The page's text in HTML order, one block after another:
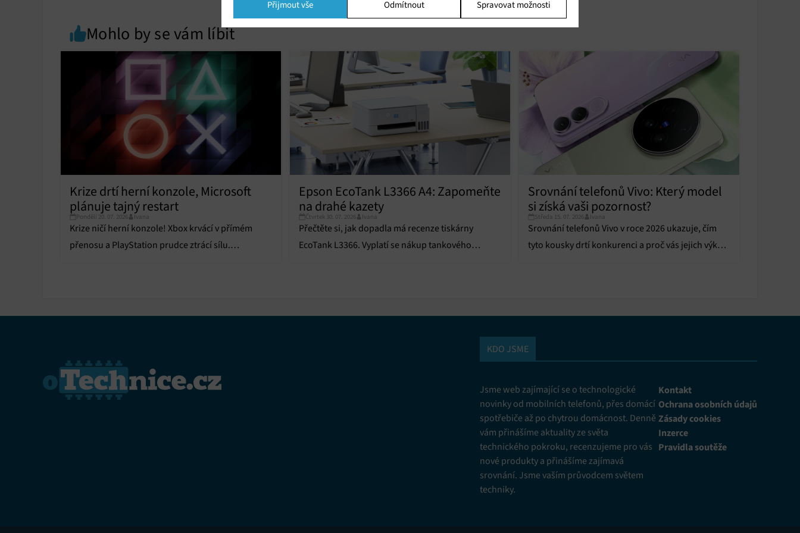
Marketing
reklam, Vytváření profilů pro personalizovanou reklamu, Používání profilů k výběru
personalizované reklamy, Vytváření profilů pro personalizovaný obsah, Používání
profilů pro výběr personalizovaného obsahu, Použití omezených údajů k výběru
Vždy aktivní
Přiřazování a kombinování údajů z jiných zdrojů údajů, Propojení různých
zařízení, Identifikace zařízení na základě automaticky přenášených informací.
Zajištění bezpečnosti, předcházení a zjišťování podvodů a odstraňování chyb,
ochrany osobních údajů.
Přijmout vše Odmítnout Spravovat možnosti
Mohlo by se vám líbit
Krize drtí herní konzole, Microsoft
plánuje tajný restart
Pondělí 20. 07. 2026 Ivana
Krize ničí herní konzole! Xbox krvácí v přímém
přenosu a PlayStation prudce ztrácí sílu.
Epson EcoTank L3366 A4: Zapomeňte
na drahé kazety
Čtvrtek 30. 07. 2026 Ivana
Přečtěte si, jak dopadla má recenze tiskárny
EcoTank L3366. Vyplatí se nákup tankového
Srovnání telefonů Vivo: Který model
si získá vaši pozornost?
Středa 15. 07. 2026 Ivana
Srovnání telefonů Vivo v roce 2026 ukazuje, čím
tyto kousky drtí konkurenci a proč vás jejich výkon
KDO JSME
Jsme web zajímající se o technologické
novinky od mobilních telefonů, přes domácí
spotřebiče až po chytrou domácnost. Denně
vám přinášíme aktuality ze světa
technického pokroku, recenzujeme pro vás
nové produkty a přinášíme zajímavá
srovnání. Jsme vaším průvodcem světem
techniky.
Kontakt
Ochrana osobních údajů
Zásady cookies
Inzerce
Pravidla soutěže